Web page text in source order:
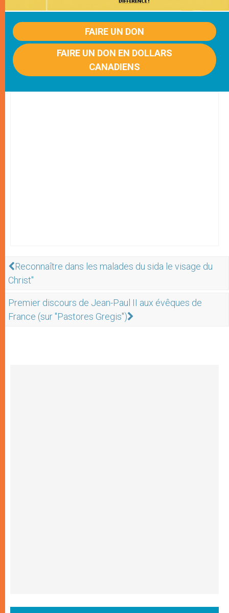
FAIRE UN DON
FAIRE UN DON EN DOLLARS
CANADIENS
Reconnaître dans les malades du sida le visage du
Christ"
Premier discours de Jean-Paul II aux évêques de
France (sur "Pastores Gregis")